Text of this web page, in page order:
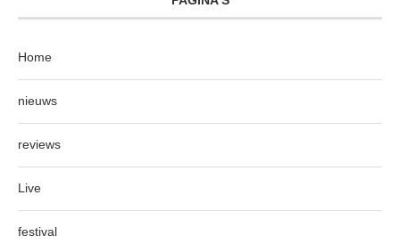
Home
nieuws
reviews
Live
festival